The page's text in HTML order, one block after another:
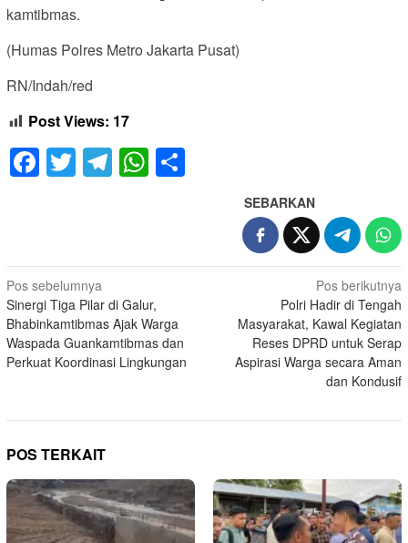
kamtibmas.
(Humas Polres Metro Jakarta Pusat)
RN/Indah/red
Post Views: 17
Facebook
Twitter
Telegram
WhatsApp
SEBARKAN
Navigasi
pos
Pos sebelumnya
Sinergi Tiga Pilar di Galur,
Bhabinkamtibmas Ajak Warga
Waspada Guankamtibmas dan
Perkuat Koordinasi Lingkungan
Pos berikutnya
Polri Hadir di Tengah
Masyarakat, Kawal Kegiatan
Reses DPRD untuk Serap
Aspirasi Warga secara Aman
dan Kondusif
POS TERKAIT